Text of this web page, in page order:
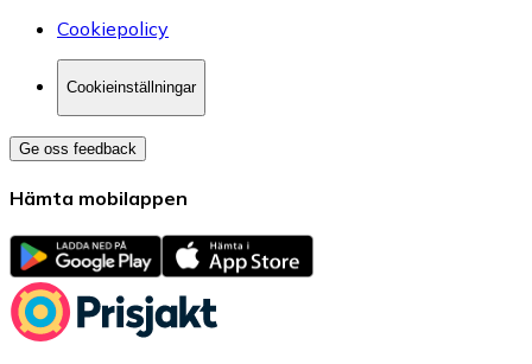
Cookiepolicy
Cookieinställningar
Ge oss feedback
Hämta mobilappen